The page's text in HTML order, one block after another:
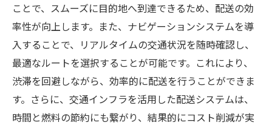
高収入を得るための提案型営業スキル
川崎区での軽貨物配送が高収入に繋がる理由
高収入を目指すための地域特性の活用
収益を上げるためのニッチ市場の開拓
急増する配送依頼を効率的に処理する方法
フレキシブルな働き方による生活の質向上
ことで、スムーズに目的地へ到達できるため、配送の効
率性が向上します。また、ナビゲーションシステムを導
入することで、リアルタイムの交通状況を随時確認し、
最適なルートを選択することが可能です。これにより、
渋滞を回避しながら、効率的に配送を行うことができま
す。さらに、交通インフラを活用した配送システムは、
時間と燃料の節約にも繋がり、結果的にコスト削減が実